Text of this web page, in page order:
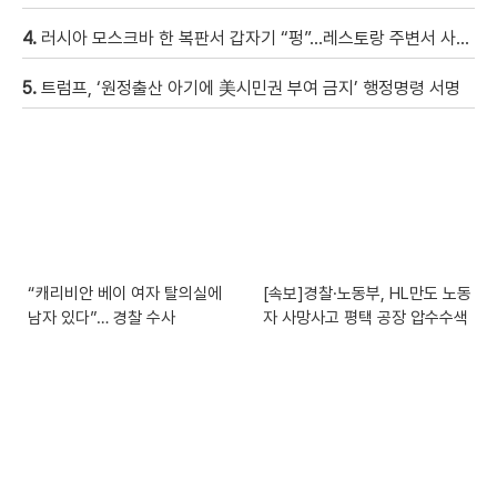
4. 러시아 모스크바 한 복판서 갑자기 “펑”…레스토랑 주변서 사제 폭탄 폭발해 20여 명 사상 [현장영상]
5. 트럼프, ‘원정출산 아기에 美시민권 부여 금지’ 행정명령 서명
“캐리비안 베이 여자 탈의실에
남자 있다”… 경찰 수사
[속보]경찰·노동부, HL만도 노동
자 사망사고 평택 공장 압수수색